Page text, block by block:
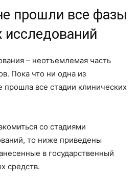
прошли все фазы
исследований
– неотъемлемая часть
Пока что ни одна из
прошла все стадии клинических
со стадиями
то ниже приведены
в государственный
средств.